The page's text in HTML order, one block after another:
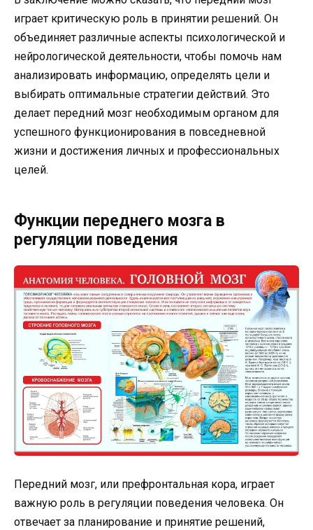
играет критическую роль в принятии решений. Он
объединяет различные аспекты психологической и
нейрологической деятельности, чтобы помочь нам
анализировать информацию, определять цели и
выбирать оптимальные стратегии действий. Это
делает передний мозг необходимым органом для
успешного функционирования в повседневной
жизни и достижения личных и профессиональных
целей.
Функции переднего мозга в
регуляции поведения
Передний мозг, или префронтальная кора, играет
важную роль в регуляции поведения человека. Он
отвечает за планирование и принятие решений,